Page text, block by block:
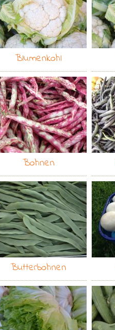
Blumenkohl
Bohnen
Butterbohnen